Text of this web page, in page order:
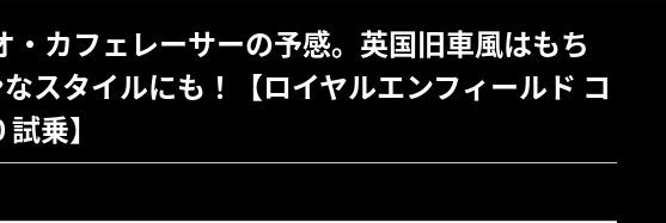
カフェレーサーの予感。英国旧車風はもち
スタイルにも！【ロイヤルエンフィールド コ
乗】